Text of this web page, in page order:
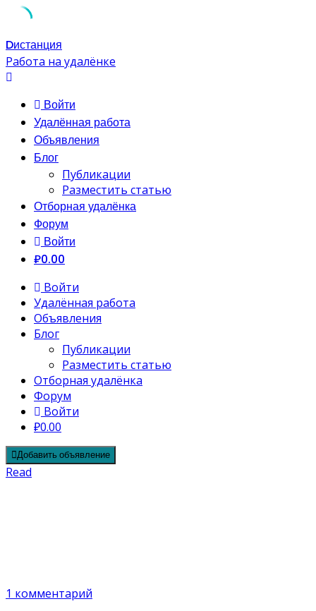
Skip
to
content
Dистанция
Работа на удалёнке
Войти
Удалённая работа
Объявления
Блог
Публикации
Разместить статью
Отборная удалёнка
Форум
Войти
₽0.00
Войти
Удалённая работа
Объявления
Блог
Публикации
Разместить статью
Отборная удалёнка
Форум
Войти
₽0.00
Добавить объявление
Read
1 комментарий